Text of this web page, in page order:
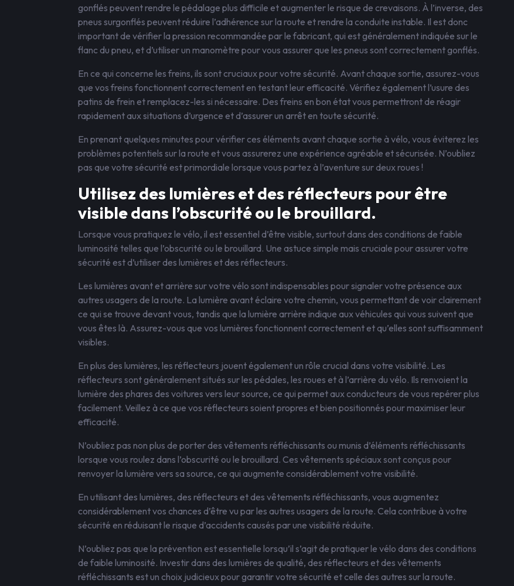
gonflés peuvent rendre le pédalage plus difficile et augmenter le risque de crevaisons. À l’inverse, des
pneus surgonflés peuvent réduire l’adhérence sur la route et rendre la conduite instable. Il est donc
important de vérifier la pression recommandée par le fabricant, qui est généralement indiquée sur le
flanc du pneu, et d’utiliser un manomètre pour vous assurer que les pneus sont correctement gonflés.
En ce qui concerne les freins, ils sont cruciaux pour votre sécurité. Avant chaque sortie, assurez-vous
que vos freins fonctionnent correctement en testant leur efficacité. Vérifiez également l’usure des
patins de frein et remplacez-les si nécessaire. Des freins en bon état vous permettront de réagir
rapidement aux situations d’urgence et d’assurer un arrêt en toute sécurité.
En prenant quelques minutes pour vérifier ces éléments avant chaque sortie à vélo, vous éviterez les
problèmes potentiels sur la route et vous assurerez une expérience agréable et sécurisée. N’oubliez
pas que votre sécurité est primordiale lorsque vous partez à l’aventure sur deux roues !
Utilisez des lumières et des réflecteurs pour être
visible dans l’obscurité ou le brouillard.
Lorsque vous pratiquez le vélo, il est essentiel d’être visible, surtout dans des conditions de faible
luminosité telles que l’obscurité ou le brouillard. Une astuce simple mais cruciale pour assurer votre
sécurité est d’utiliser des lumières et des réflecteurs.
Les lumières avant et arrière sur votre vélo sont indispensables pour signaler votre présence aux
autres usagers de la route. La lumière avant éclaire votre chemin, vous permettant de voir clairement
ce qui se trouve devant vous, tandis que la lumière arrière indique aux véhicules qui vous suivent que
vous êtes là. Assurez-vous que vos lumières fonctionnent correctement et qu’elles sont suffisamment
visibles.
En plus des lumières, les réflecteurs jouent également un rôle crucial dans votre visibilité. Les
réflecteurs sont généralement situés sur les pédales, les roues et à l’arrière du vélo. Ils renvoient la
lumière des phares des voitures vers leur source, ce qui permet aux conducteurs de vous repérer plus
facilement. Veillez à ce que vos réflecteurs soient propres et bien positionnés pour maximiser leur
efficacité.
N’oubliez pas non plus de porter des vêtements réfléchissants ou munis d’éléments réfléchissants
lorsque vous roulez dans l’obscurité ou le brouillard. Ces vêtements spéciaux sont conçus pour
renvoyer la lumière vers sa source, ce qui augmente considérablement votre visibilité.
En utilisant des lumières, des réflecteurs et des vêtements réfléchissants, vous augmentez
considérablement vos chances d’être vu par les autres usagers de la route. Cela contribue à votre
sécurité en réduisant le risque d’accidents causés par une visibilité réduite.
N’oubliez pas que la prévention est essentielle lorsqu’il s’agit de pratiquer le vélo dans des conditions
de faible luminosité. Investir dans des lumières de qualité, des réflecteurs et des vêtements
réfléchissants est un choix judicieux pour garantir votre sécurité et celle des autres sur la route.